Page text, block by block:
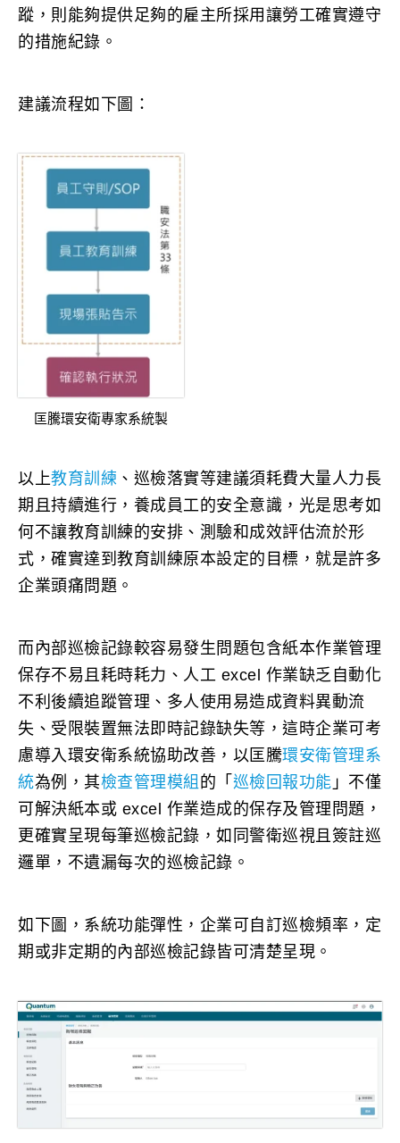
蹤，則能夠提供足夠的雇主所採用讓勞工確實遵守
的措施紀錄。
建議流程如下圖：
匡騰環安衛專家系統製
以上教育訓練 、巡檢落實等建議須耗費大量人力長
期且持續進行，養成員工的安全意識，光是思考如
何不讓教育訓練的安排、測驗和成效評估流於形
式，確實達到教育訓練原本設定的目標，就是許多
企業頭痛問題。
而內部巡檢記錄較容易發生問題包含紙本作業管理
保存不易且耗時耗力、人工 excel 作業缺乏自動化
不利後續追蹤管理、多人使用易造成資料異動流
失、受限裝置無法即時記錄缺失等，這時企業可考
慮導入環安衛系統協助改善，以匡騰環安衛管理系
統為例，其檢查管理模組 的「 巡檢回報功能 」不僅
可解決紙本或 excel 作業造成的保存及管理問題，
更確實呈現每筆巡檢記錄，如同警衛巡視且簽註巡
邏單，不遺漏每次的巡檢記錄。
如下圖，系統功能彈性，企業可自訂巡檢頻率，定
期或非定期的內部巡檢記錄皆可清楚呈現。